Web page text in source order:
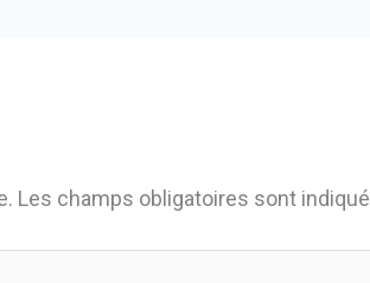
Les champs obligatoires sont